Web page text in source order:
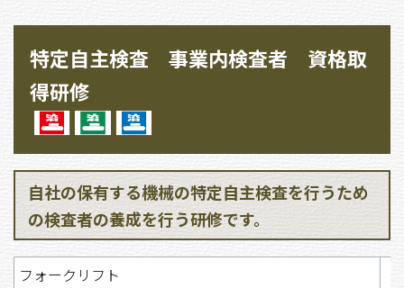
特定自主検査 事業内検査者 資格取
得研修
自社の保有する機械の特定自主検査を行うため
の検査者の養成を行う研修です。
フォークリフト